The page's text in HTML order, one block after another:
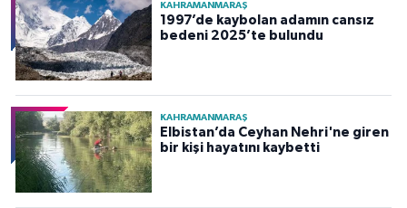
KAHRAMANMARAŞ
1997’de kaybolan adamın cansız
bedeni 2025’te bulundu
KAHRAMANMARAŞ
Elbistan’da Ceyhan Nehri'ne giren
bir kişi hayatını kaybetti